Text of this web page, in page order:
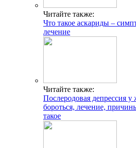
Читайте также:
Что такое аскариды –
лечение
Читайте также:
Послеродовая депрессия
бороться, лечение,
такое